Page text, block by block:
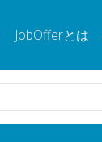
JobOfferとは